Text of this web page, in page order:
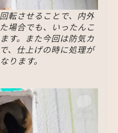
転させることで、内外
場合でも、いったんこ
す。また今回は防気カ
、仕上げの時に処理が
ります。